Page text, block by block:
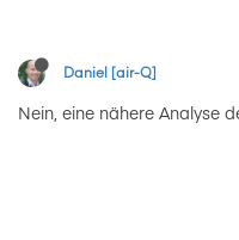
Daniel [air-Q]
Nein, eine nähere Analyse